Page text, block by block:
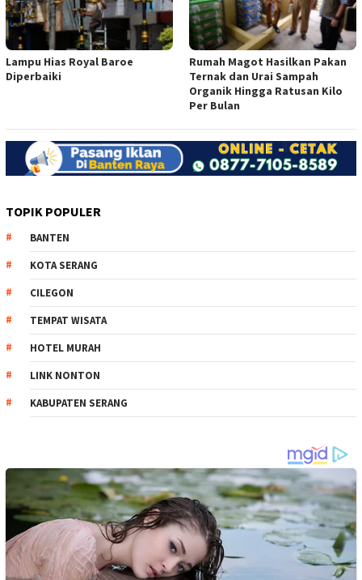
Lampu Hias Royal Baroe
Diperbaiki
Rumah Magot Hasilkan Pakan
Ternak dan Urai Sampah
Organik Hingga Ratusan Kilo
Per Bulan
TOPIK POPULER
BANTEN
KOTA SERANG
CILEGON
TEMPAT WISATA
HOTEL MURAH
LINK NONTON
KABUPATEN SERANG